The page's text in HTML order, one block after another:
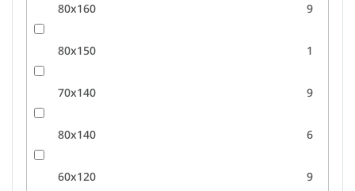
80x160 9
80x150 1
70x140 9
80x140 6
60x120 9